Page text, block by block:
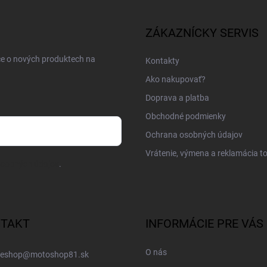
o nových produktech na
.
ZÁKAZNÍCKY SERVIS
Kontakty
Ako nakupovať?
Doprava a platba
Obchodné podmienky
Ochrana osobných údajov
Vrátenie, výmena a reklamácia
eshop@motoshop81.sk
INFORMÁCIE PRE VÁS
O nás